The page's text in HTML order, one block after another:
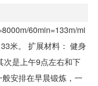
60min=133m/mi
米。 扩展材料： 健身
次是上午9点左右和下
安排在早晨锻炼，一